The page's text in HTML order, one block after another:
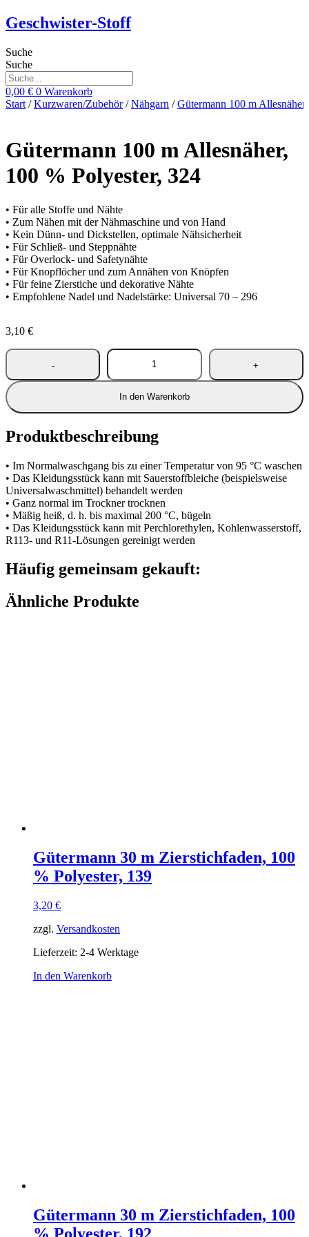
Zum
Inhalt
Geschwister-Stoff
Suche
Suche
0,00 € 0 Warenkorb
Start /Kurzwaren/Zubehör/Nähgarn /Gütermann 100 m Allesnäher
Gütermann 100 m Allesnäher,
100 % Polyester, 324
• Für alle Stoffe und Nähte
• Zum Nähen mit der Nähmaschine und von Hand
• Kein Dünn- und Dickstellen, optimale Nähsicherheit
• Für Schließ- und Steppnähte
• Für Overlock- und Safetynähte
• Für Knopflöcher und zum Annähen von Knöpfen
• Für feine Zierstiche und dekorative Nähte
• Empfohlene Nadel und Nadelstärke: Universal 70 – 296
3,10 €
In den Warenkorb
Produktbeschreibung
• Im Normalwaschgang bis zu einer Temperatur von 95 °C waschen
• Das Kleidungsstück kann mit Sauerstoffbleiche (beispielsweise
Universalwaschmittel) behandelt werden
• Ganz normal im Trockner trocknen
• Mäßig heiß, d. h. bis maximal 200 °C, bügeln
• Das Kleidungsstück kann mit Perchlorethylen, Kohlenwasserstoff,
R113- und R11-Lösungen gereinigt werden
Häufig gemeinsam gekauft:
Ähnliche Produkte
Gütermann 30 m Zierstichfaden, 100
% Polyester, 139
3,20 €
zzgl. Versandkosten
Lieferzeit: 2-4 Werktage
In den Warenkorb
Gütermann 30 m Zierstichfaden, 100